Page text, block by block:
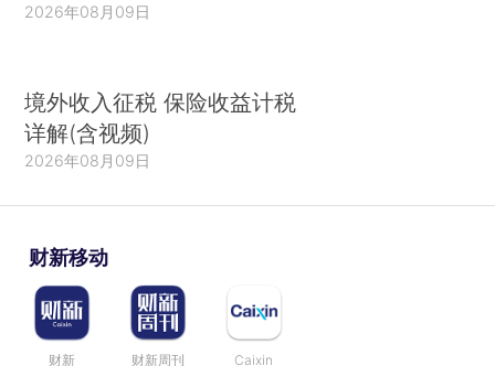
2026年08月09日
境外收入征税 保险收益计税
详解(含视频)
2026年08月09日
财新移动
财新 财新周刊 Caixin